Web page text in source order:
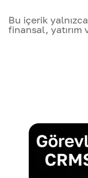
Bu içerik
finansal, yatırım